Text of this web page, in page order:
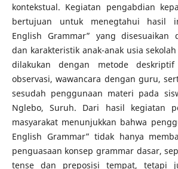
kontekstual. Kegiatan pengabdian
bertujuan untuk menegtahui hasil
English Grammar” yang disesuaikan
dan karakteristik anak-anak usia
dilakukan dengan metode
observasi, wawancara dengan guru,
sesudah penggunaan materi pada
Nglebo, Suruh. Dari hasil kegiatan
masyarakat menunjukkan bahwa
English Grammar” tidak hanya
penguasaan konsep grammar dasar,
tense dan preposisi tempat, tetapi